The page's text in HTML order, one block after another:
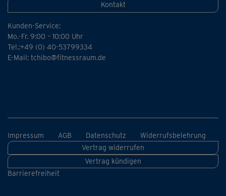
Kontakt
Kunden-Service:
Mo.-Fr. 9:00 – 10:00 Uhr
Tel.:+49 (0) 40-53799334
E-Mail: tchibo@fitnessraum.de
Impressum AGB Datenschutz
Widerrufsbelehrung
Vertrag widerrufen
Vertrag kündigen
Barrierefreiheit